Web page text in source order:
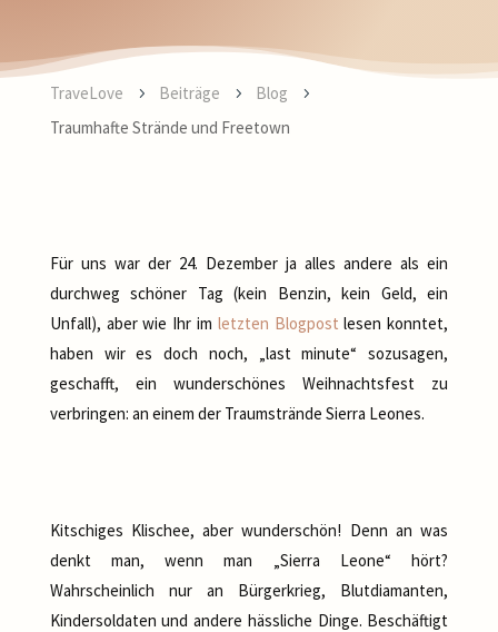
TraveLove 5 Beiträge 5 Blog 5
Traumhafte Strände und Freetown
Für uns war der 24. Dezember ja alles andere als ein
durchweg schöner Tag (kein Benzin, kein Geld, ein
Unfall), aber wie Ihr im letzten Blogpost lesen konntet,
haben wir es doch noch, „last minute“ sozusagen,
geschafft, ein wunderschönes Weihnachtsfest zu
verbringen: an einem der Traumstrände Sierra Leones.
Kitschiges Klischee, aber wunderschön! Denn an was
denkt man, wenn man „Sierra Leone“ hört?
Wahrscheinlich nur an Bürgerkrieg, Blutdiamanten,
Kindersoldaten und andere hässliche Dinge. Beschäftigt